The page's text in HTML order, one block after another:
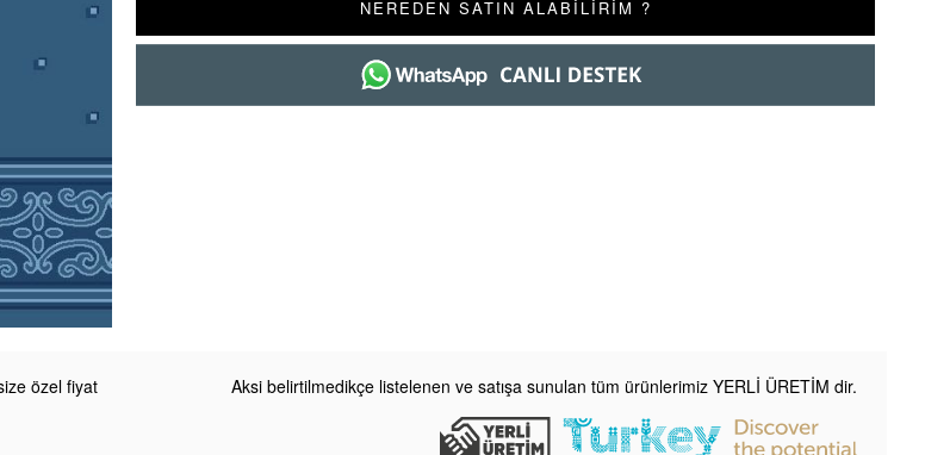
NEREDEN SATIN ALABİLİRİM ?
özel fiyat
Aksi belirtilmedikçe listelenen ve satışa sunulan tüm ürünlerimiz YERLİ ÜRETİM dir.